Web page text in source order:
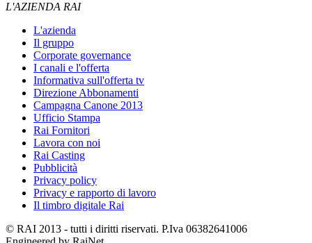
L'AZIENDA RAI
L'azienda
Il gruppo
Corporate governance
I canali e l'offerta
Informativa sull'offerta tv
Direzione Abbonamenti
Campagna Canone 2013
Ufficio Stampa
Rai Fornitori
Lavora con noi
Rai Casting
Pubblicità
Privacy policy
Privacy e rapporto di lavoro
Il timbro digitale Rai
© RAI 2013 - tutti i diritti riservati. P.Iva 06382641006